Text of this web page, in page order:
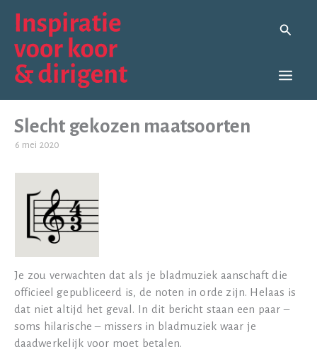
naar
inhoud
Zoeken
Slecht gekozen maatsoorten
6 mei 2020
Je zou verwachten dat als je bladmuziek aanschaft die
officieel gepubliceerd is, de noten in orde zijn. Helaas is
dat niet altijd het geval. In dit bericht staan een paar –
soms hilarische – missers in bladmuziek waar je
daadwerkelijk voor moet betalen.